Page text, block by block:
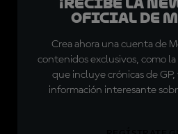
¡Recibe la
oficial de
Crea ahora una cuenta de
contenidos exclusivos, como
que incluye crónicas de
información interesante